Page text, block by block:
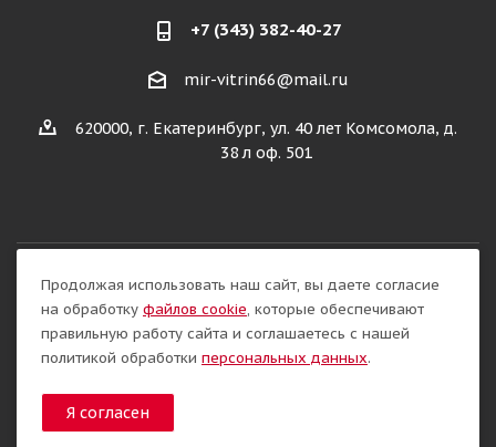
+7 (343) 382-40-27
mir-vitrin66@mail.ru
620000, г. Екатеринбург, ул. 40 лет Комсомола, д.
38 л оф. 501
Разработка сайта:
Продолжая использовать наш сайт, вы даете согласие
на обработку файлов cookie, которые обеспечивают
правильную работу сайта и соглашаетесь с нашей
политикой обработки персональных данных.
Я согласен